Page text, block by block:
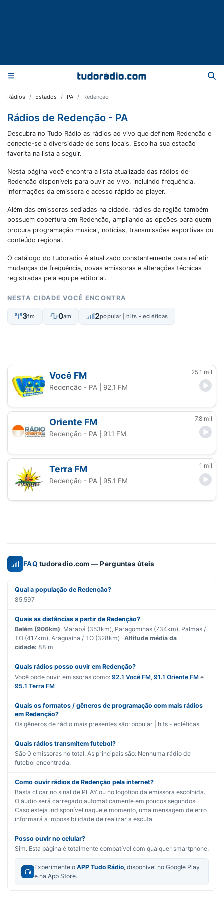
Rádios Estados PA Redenção
Rádios de Redenção - PA
Descubra no Tudo Rádio as rádios ao vivo que definem Redenção e
conecte-se à diversidade de sons locais. Escolha sua estação
favorita na lista a seguir.
Nesta página você encontra a lista atualizada das rádios de
Redenção disponíveis para ouvir ao vivo, incluindo frequência,
informações da emissora e acesso rápido ao player.
Além das emissoras sediadas na cidade, rádios da região também
possuem cobertura em Redenção, ampliando as opções para quem
procura programação musical, notícias, transmissões esportivas ou
conteúdo regional.
O catálogo do tudoradio é atualizado constantemente para refletir
mudanças de frequência, novas emissoras e alterações técnicas
registradas pela equipe editorial.
NESTA CIDADE VOCÊ ENCONTRA
3fm 0am 2popular | hits - ecléticas
Você FM 25.1 mil
Redenção - PA | 92.1 FM
Oriente FM 7.8 mil
Redenção - PA | 91.1 FM
Terra FM 1 mil
Redenção - PA | 95.1 FM
FAQ tudoradio.com — Perguntas úteis
Qual a população de Redenção?
85.597
Quais as distâncias a partir de Redenção?
Belém (906km), Marabá (353km), Paragominas (734km), Palmas /
TO (417km), Araguaína / TO (328km) Altitude média da
cidade: 88 m
Quais rádios posso ouvir em Redenção?
Você pode ouvir emissoras como: 92.1 Você FM, 91.1 Oriente FM e
95.1 Terra FM
Quais os formatos / gêneros de programação com mais rádios
em Redenção?
Os gêneros de rádio mais presentes são: popular | hits - ecléticas
Quais rádios transmitem futebol?
São 0 emissoras no total. As principais são: Nenhuma rádio de
futebol encontrada.
Como ouvir rádios de Redenção pela internet?
Basta clicar no sinal de PLAY ou no logotipo da emissora escolhida.
O áudio será carregado automaticamente em poucos segundos.
Caso esteja indisponível naquele momento, uma mensagem de erro
informará a impossibilidade de realizar a escuta.
Posso ouvir no celular?
Sim. Esta página é totalmente compatível com qualquer smartphone.
Experimente o APP Tudo Rádio, disponível no Google Play
e na App Store.